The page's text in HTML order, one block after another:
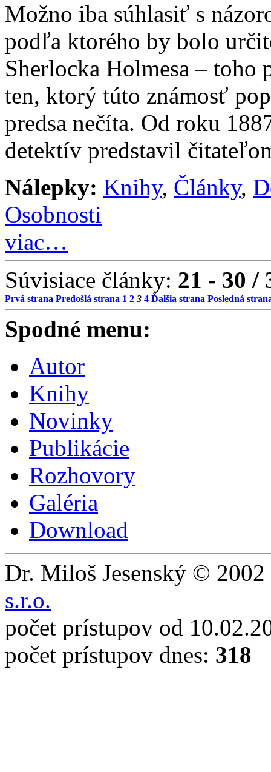
Možno iba súhlasiť s
podľa ktorého by bolo
Sherlocka Holmesa – toho
ten, ktorý túto známosť
predsa nečíta. Od roku
detektív predstavil
Nálepky: Knihy, Články,
Osobnosti
viac…
Súvisiace články: 21 - 30 /
Prvá strana Predošlá strana 1 2 3 4 Ďalšia strana Posledná
Spodné menu:
Autor
Knihy
Novinky
Publikácie
Rozhovory
Galéria
Download
Dr. Miloš Jesenský ©
s.r.o.
počet prístupov od
počet prístupov dnes: 318